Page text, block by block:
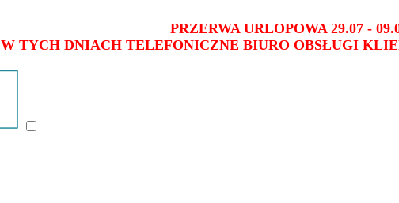
PRZERWA URLOPOWA 29.07 -
W TYCH DNIACH TELEFONICZNE BIURO OBSŁUGI